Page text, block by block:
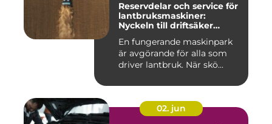
Reservdelar och service för
lantbruksmaskiner:
Nyckeln till driftsäker
En fungerande maskinpark
är avgörande för alla som
driver lantbruk. När skö...
02. jun